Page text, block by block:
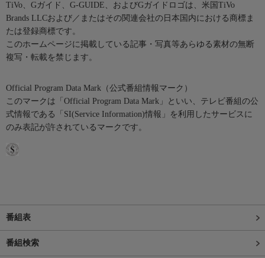
TiVo、Gガイド、G-GUIDE、およびGガイドロゴは、米国TiVo
Brands LLCおよび／またはその関連会社の日本国内における商標ま
たは登録商標です。
このホームページに掲載している記事・写真等あらゆる素材の無断
複写・転載を禁じます。
Official Program Data Mark（公式番組情報マーク）
このマークは「Official Program Data Mark」といい、テレビ番組の公
式情報である「SI(Service Information)情報」を利用したサービスに
のみ表記が許されているマークです。
番組表
番組検索